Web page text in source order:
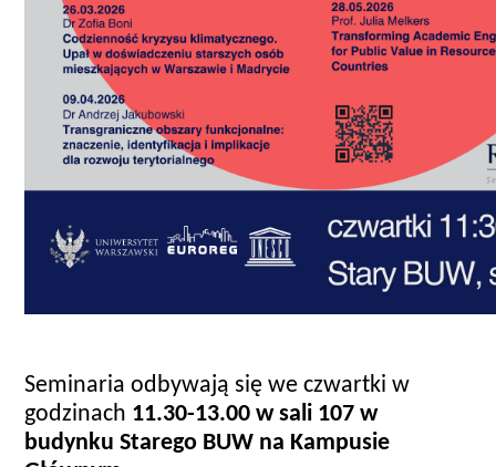
Seminaria odbywają się we czwartki w
godzinach 11.30-13.00 w sali 107 w
budynku Starego BUW na Kampusie